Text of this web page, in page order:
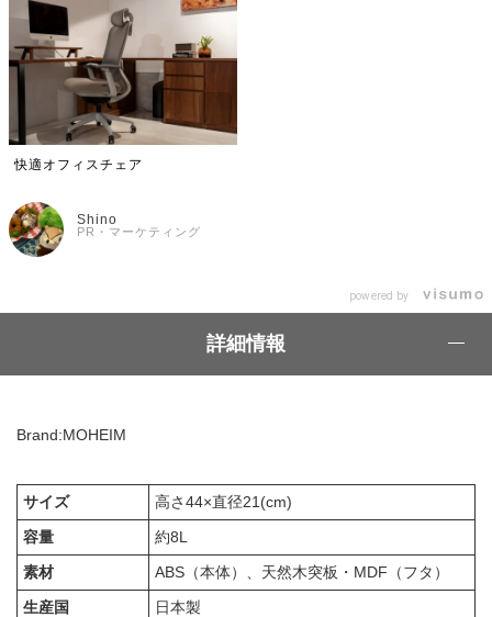
快適オフィスチェア
PR・マーケティング
Shino
powered by
詳細情報
Brand:MOHEIM
サイズ
高さ44×直径21(cm)
容量
約8L
素材
ABS（本体）、天然木突板・MDF（フタ）
生産国
日本製